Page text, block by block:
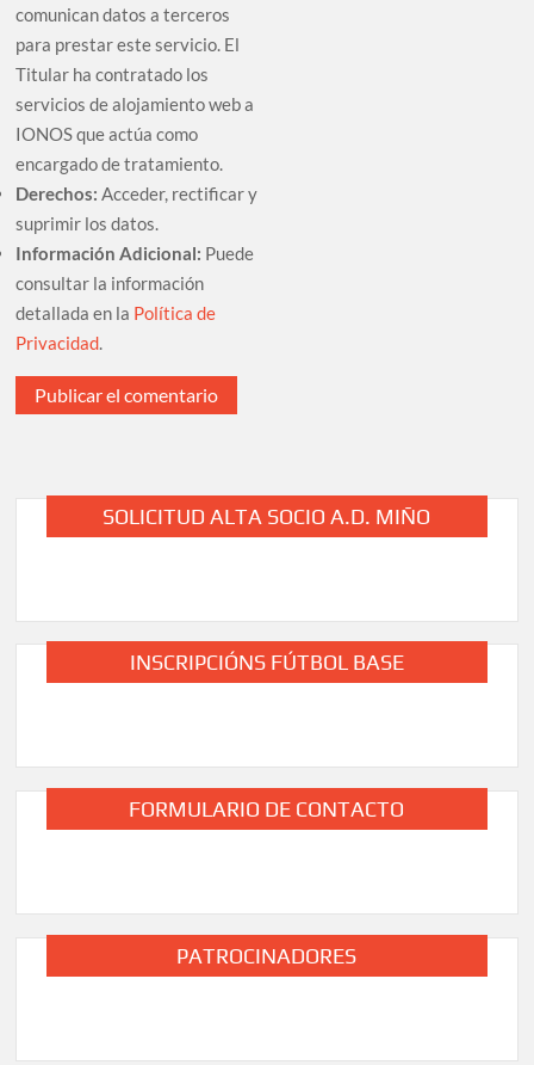
comunican datos a terceros
para prestar este servicio. El
Titular ha contratado los
servicios de alojamiento web a
IONOS que actúa como
encargado de tratamiento.
Derechos: Acceder, rectificar y
suprimir los datos.
Información Adicional: Puede
consultar la información
detallada en la Política de
Privacidad
SOLICITUD ALTA SOCIO A.D. MIÑO
INSCRIPCIÓNS FÚTBOL BASE
FORMULARIO DE CONTACTO
PATROCINADORES